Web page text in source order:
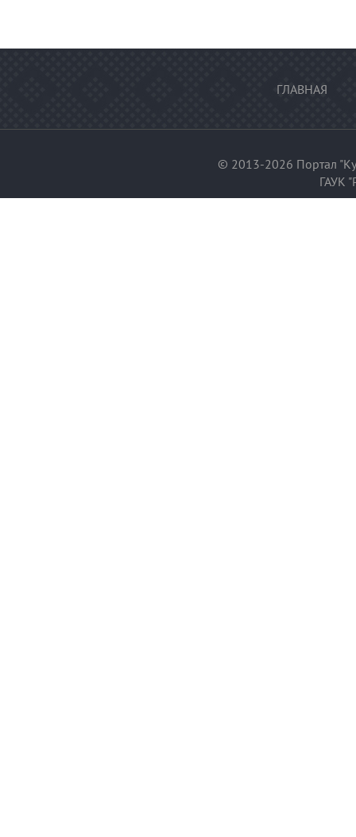
ГЛАВНАЯ
© 2013-2026 Портал
ГАУК